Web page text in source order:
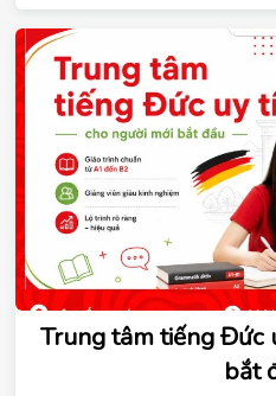
đầy đủ những thông tin này
trước khi xây dựng lộ trình
và ngân sách cá nhân.
Trung tâm tiếng Đức
bắt